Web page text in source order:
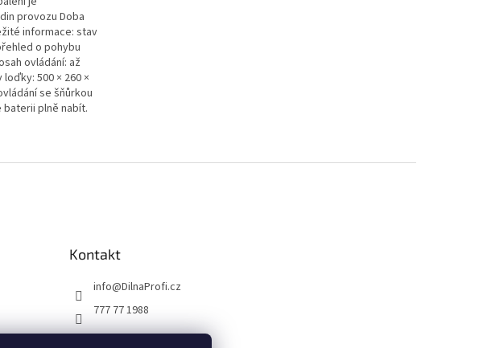
provozu Doba
informace: stav
o pohybu
ovládání: až
500 × 260 ×
se šňůrkou
baterii plně nabít.
Kontakt
info@DilnaProfi.cz
777 77 1988